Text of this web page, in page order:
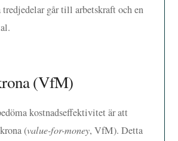
går till arbetskraft och en
(VfM)
kostnadseffektivitet är att
(value-for-money, VfM). Detta